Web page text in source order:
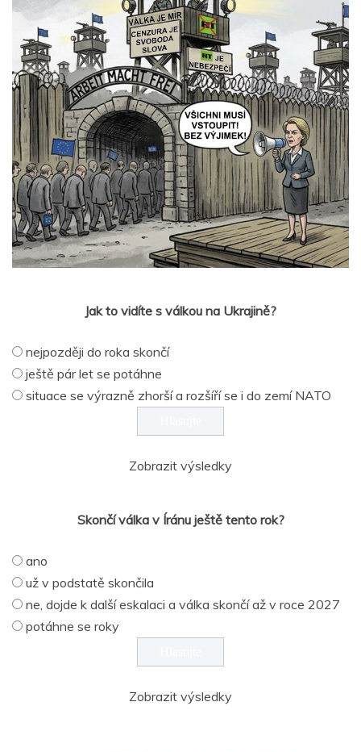
Jak to vidíte s válkou na Ukrajině?
nejpozději do roka skončí
ještě pár let se potáhne
situace se výrazně zhorší a rozšíří se i do zemí NATO
Zobrazit výsledky
Skončí válka v Íránu ještě tento rok?
ano
už v podstatě skončila
ne, dojde k další eskalaci a válka skončí až v roce 2027
potáhne se roky
Zobrazit výsledky